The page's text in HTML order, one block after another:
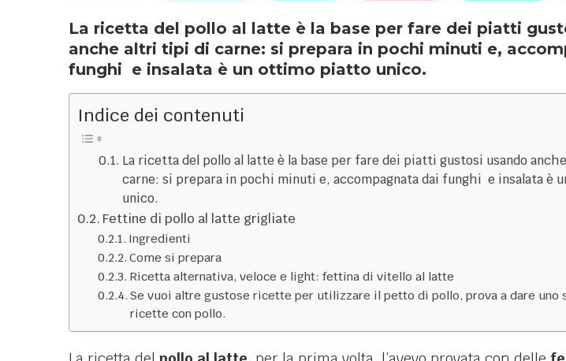
La ricetta del pollo al latte è la base per fare dei piatti
anche altri tipi di carne: si prepara in pochi minuti e,
funghi e insalata è un ottimo piatto unico.
Indice dei contenuti
La ricetta del pollo al latte è la base per fare dei piatti gustosi usando
carne: si prepara in pochi minuti e, accompagnata dai funghi e insalata è
unico.
Fettine di pollo al latte grigliate
Ingredienti
Come si prepara
Ricetta alternativa, veloce e light: fettina di vitello al latte
Se vuoi altre gustose ricette per utilizzare il petto di pollo, prova a dare uno
ricette con pollo.